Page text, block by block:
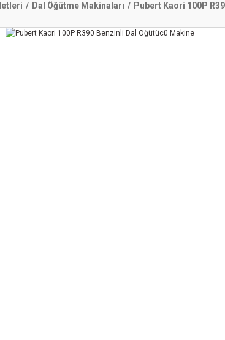
Dal Öğütme Makinaları Pubert Kaori 100P